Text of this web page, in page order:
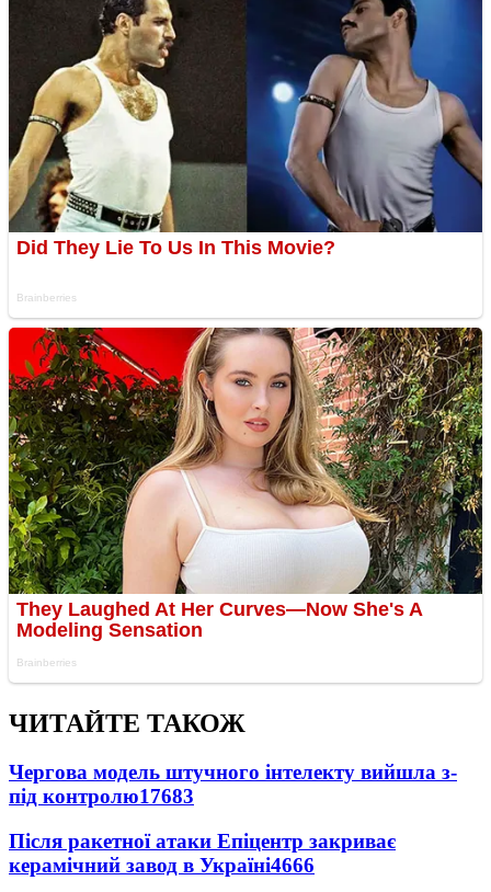
ЧИТАЙТЕ ТАКОЖ
Чергова модель штучного інтелекту вийшла з-
під контролю17683
Після ракетної атаки Епіцентр закриває
керамічний завод в Україні4666